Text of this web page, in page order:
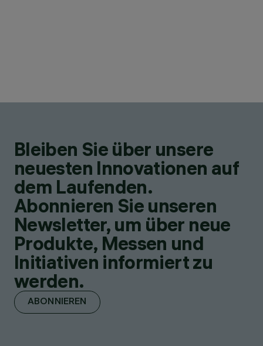
Bleiben Sie über unsere
neuesten Innovationen auf
dem Laufenden.
Abonnieren Sie unseren
Newsletter, um über neue
Produkte, Messen und
Initiativen informiert zu
werden.
ABONNIEREN